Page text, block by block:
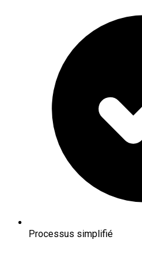
Processus simplifié